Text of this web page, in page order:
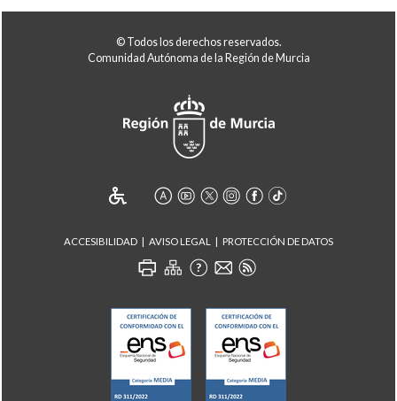
© Todos los derechos reservados.
Comunidad Autónoma de la Región de Murcia
ACCESIBILIDAD AVISO LEGAL PROTECCIÓN DE DATOS